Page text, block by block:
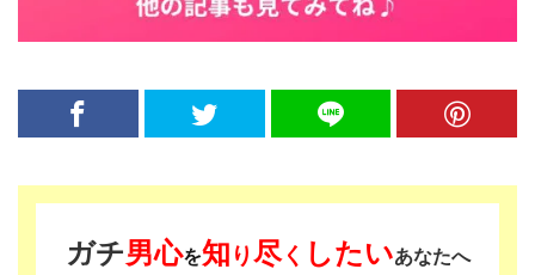
ガチ男心を知 り尽く したいあなたへ